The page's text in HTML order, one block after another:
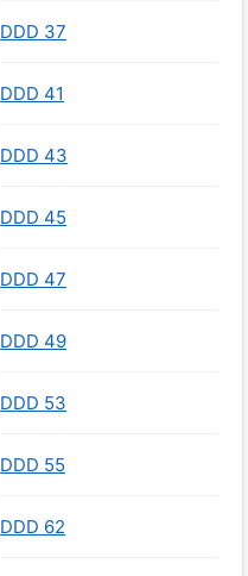
DDD 37
DDD 41
DDD 43
DDD 45
DDD 47
DDD 49
DDD 53
DDD 55
DDD 62